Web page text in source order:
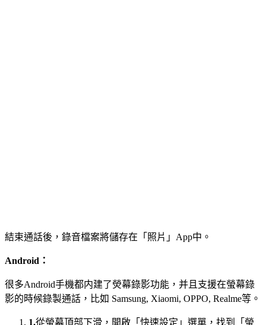
結束通話後，錄音檔案將儲存在「照片」App中。
Android：
很多Android手機都内建了熒幕錄影功能，并且支援在螢幕錄
影的時候錄製通話，比如 Samsung, Xiaomi, OPPO, Realme等。
1.從螢幕頂部下滑，開啟「快速設定」選單，找到「螢